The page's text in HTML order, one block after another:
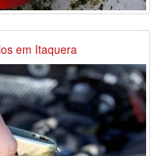
em Itaquera